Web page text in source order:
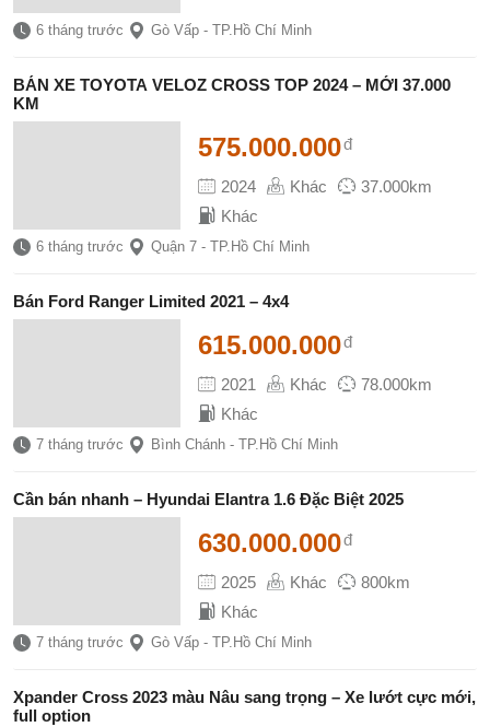
6 tháng trước Gò Vấp - TP.Hồ Chí Minh
BÁN XE TOYOTA VELOZ CROSS TOP 2024 – MỚI 37.000
KM
2024 Khác
37.000km
Khác
575.000.000đ
6 tháng trước Quận 7 - TP.Hồ Chí Minh
Bán Ford Ranger Limited 2021 – 4x4
2021 Khác
78.000km
Khác
615.000.000đ
7 tháng trước Bình Chánh - TP.Hồ Chí Minh
Cần bán nhanh – Hyundai Elantra 1.6 Đặc Biệt 2025
2025 Khác
800km
Khác
630.000.000đ
7 tháng trước Gò Vấp - TP.Hồ Chí Minh
Xpander Cross 2023 màu Nâu sang trọng – Xe lướt cực mới,
full option